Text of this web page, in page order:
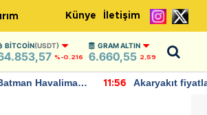
Künye İletişim
BITCOIN(USDT)
%-0.216
GRAM ALTIN
6.660,55 2,59
Havalimanı
11:56
Akaryakıt